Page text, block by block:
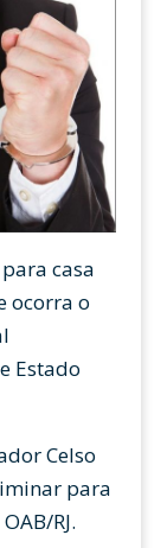
casa
ocorra o
Estado
Celso
para
RJ.